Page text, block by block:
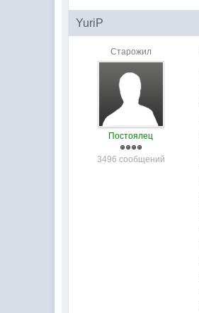
YuriP
Старожил
Постоялец
3496 сообщений